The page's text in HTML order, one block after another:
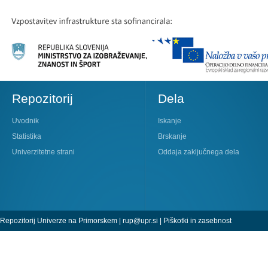
Repozitorij
Uvodnik
Statistika
Univerzitetne strani
Dela
Iskanje
Brskanje
Oddaja zaključnega dela
Repozitorij Univerze na Primorskem | rup@upr.si Piškotki in zasebnost